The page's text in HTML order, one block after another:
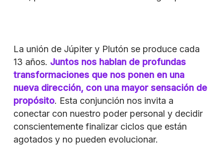
La unión de Júpiter y Plutón se produce cada
13 años. Juntos nos hablan de profundas
transformaciones que nos ponen en una
nueva dirección, con una mayor sensación de
propósito. Esta conjunción nos invita a
conectar con nuestro poder personal y decidir
conscientemente finalizar ciclos que están
agotados y no pueden evolucionar.